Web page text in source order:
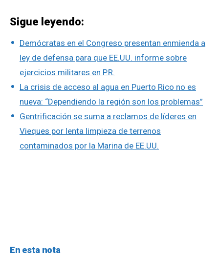
Sigue leyendo:
Demócratas en el Congreso presentan enmienda a
ley de defensa para que EE.UU. informe sobre
ejercicios militares en P.R.
La crisis de acceso al agua en Puerto Rico no es
nueva: “Dependiendo la región son los problemas”
Gentrificación se suma a reclamos de líderes en
Vieques por lenta limpieza de terrenos
contaminados por la Marina de EE.UU.
En esta nota